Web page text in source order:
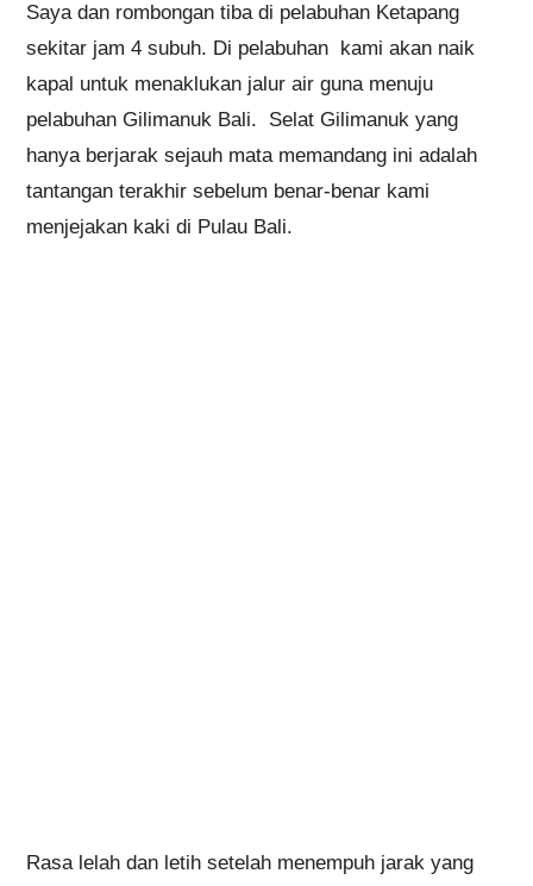
Saya dan rombongan tiba di pelabuhan Ketapang
sekitar jam 4 subuh. Di pelabuhan kami akan naik
kapal untuk menaklukan jalur air guna menuju
pelabuhan Gilimanuk Bali. Selat Gilimanuk yang
hanya berjarak sejauh mata memandang ini adalah
tantangan terakhir sebelum benar-benar kami
menjejakan kaki di Pulau Bali.
Rasa lelah dan letih setelah menempuh jarak yang